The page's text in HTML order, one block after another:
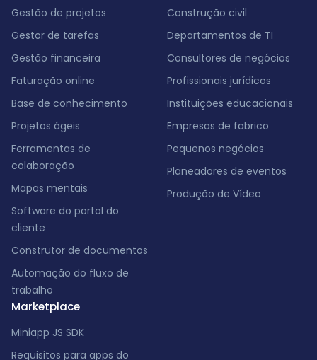
Gestão de projetos
Gestor de tarefas
Gestão financeira
Faturação online
Base de conhecimento
Projetos ágeis
Ferramentas de
colaboração
Mapas mentais
Software do portal do
cliente
Construtor de documentos
Automação do fluxo de
trabalho
Marketplace
Miniapp JS SDK
Requisitos para apps do
Construção civil
Departamentos de TI
Consultores de negócios
Profissionais jurídicos
Instituições educacionais
Empresas de fabrico
Pequenos negócios
Planeadores de eventos
Produção de Vídeo